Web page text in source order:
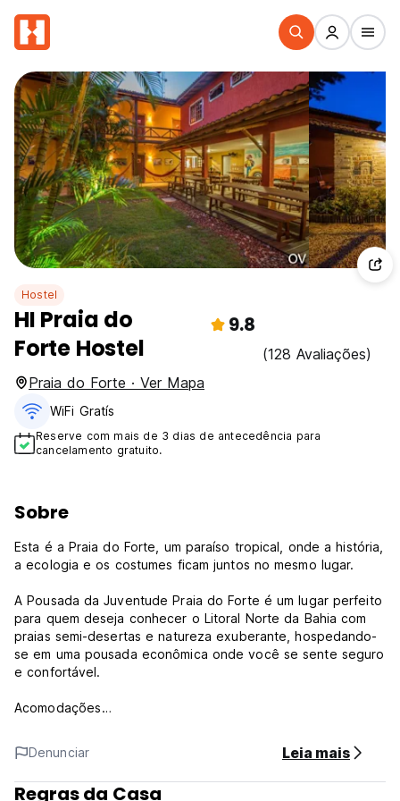
Hostel
HI Praia do
Forte Hostel
9.8
(128 Avaliações)
Praia do Forte · Ver Mapa
WiFi Gratís
Reserve com mais de 3 dias de antecedência para
cancelamento gratuito.
Sobre
Esta é a Praia do Forte, um paraíso tropical, onde a história,
a ecologia e os costumes ficam juntos no mesmo lugar.
A Pousada da Juventude Praia do Forte é um lugar perfeito
para quem deseja conhecer o Litoral Norte da Bahia com
praias semi-desertas e natureza exuberante, hospedando-
se em uma pousada econômica onde você se sente seguro
e confortável.
Acomodações
23 quartos, onde foram construídos primeiro 11, em 1997, 7
quartos coletivos para seis pessoas e 4 quartos privativos
para duas pessoas, todos com armários individuais,
ventilador e banheiro privativo. No primeiro andar foram
Denunciar Leia mais
Regras da Casa